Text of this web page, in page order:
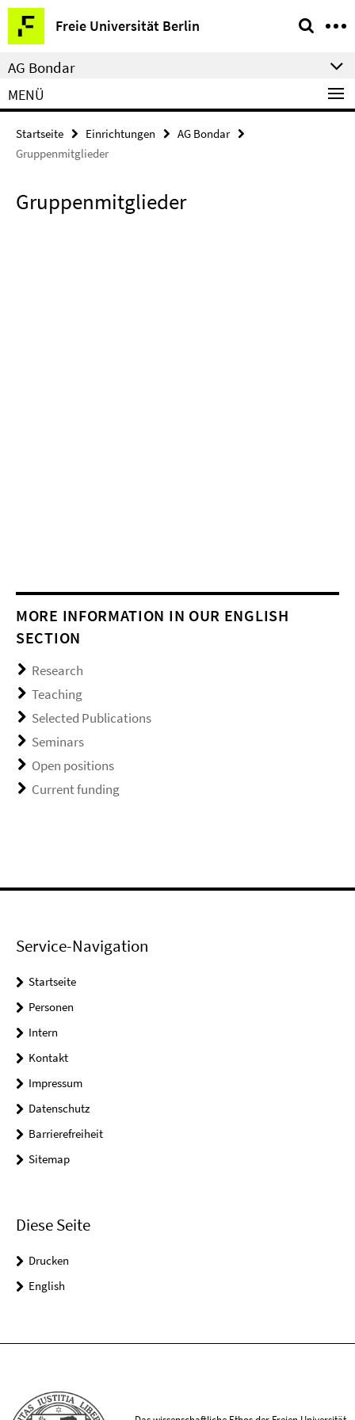
Springe
direkt
zu
Inhalt
Freie Universität Berlin
Service-
Navigation
AG Bondar
MENÜ
Startseite Einrichtungen
AG Bondar
Gruppenmitglieder
Gruppenmitglieder
MORE INFORMATION IN OUR ENGLISH
SECTION
Research
Teaching
Selected Publications
Seminars
Open positions
Current funding
Service-Navigation
Startseite
Personen
Intern
Kontakt
Impressum
Datenschutz
Barrierefreiheit
Sitemap
Diese Seite
Drucken
English